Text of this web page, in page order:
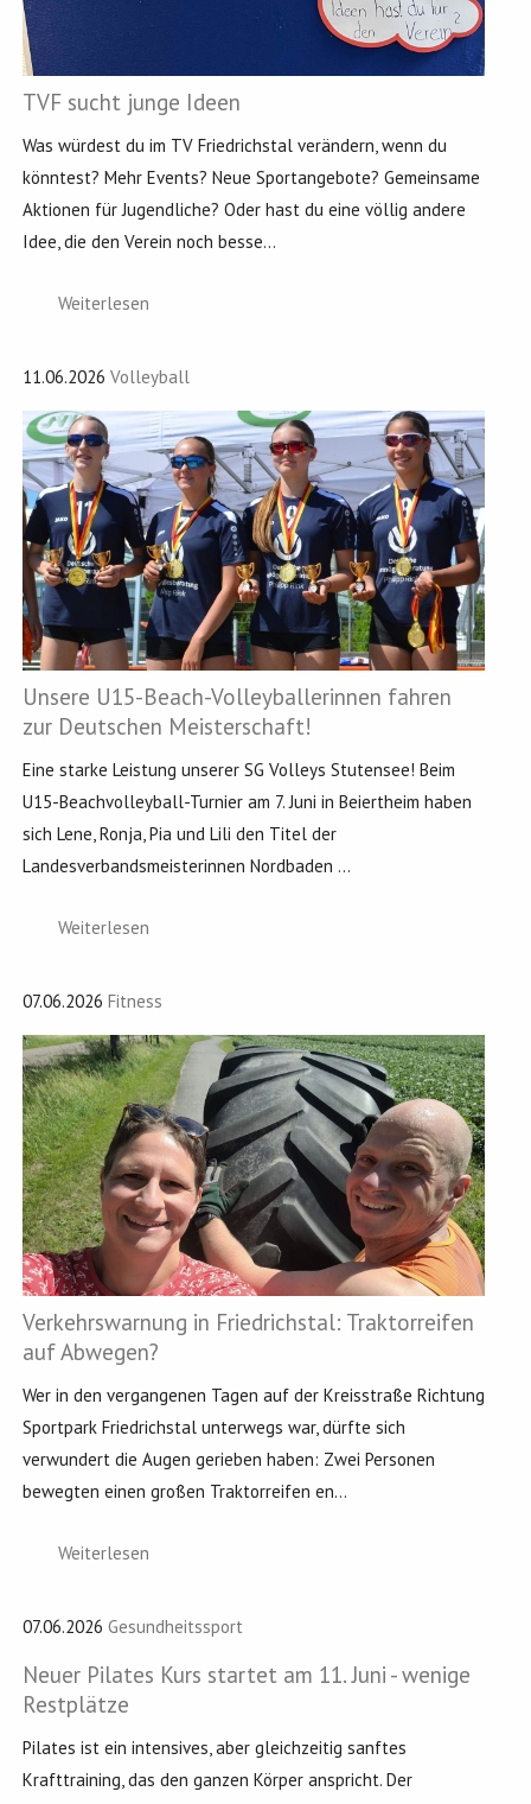
TVF sucht junge Ideen
Was würdest du im TV Friedrichstal verändern, wenn du
könntest? Mehr Events? Neue Sportangebote? Gemeinsame
Aktionen für Jugendliche? Oder hast du eine völlig andere
Idee, die den Verein noch besse...
Weiterlesen
11.06.2026 Volleyball
Unsere U15-Beach-Volleyballerinnen fahren
zur Deutschen Meisterschaft!
Eine starke Leistung unserer SG Volleys Stutensee! Beim
U15-Beachvolleyball-Turnier am 7. Juni in Beiertheim haben
sich Lene, Ronja, Pia und Lili den Titel der
Landesverbandsmeisterinnen Nordbaden ...
Weiterlesen
07.06.2026 Fitness
Verkehrswarnung in Friedrichstal: Traktorreifen
auf Abwegen?
Wer in den vergangenen Tagen auf der Kreisstraße Richtung
Sportpark Friedrichstal unterwegs war, dürfte sich
verwundert die Augen gerieben haben: Zwei Personen
bewegten einen großen Traktorreifen en...
Weiterlesen
07.06.2026 Gesundheitssport
Neuer Pilates Kurs startet am 11. Juni - wenige
Restplätze
Pilates ist ein intensives, aber gleichzeitig sanftes
Krafttraining, das den ganzen Körper anspricht. Der